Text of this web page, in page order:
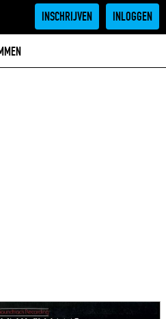
INSCHRIJVEN INLOGGEN